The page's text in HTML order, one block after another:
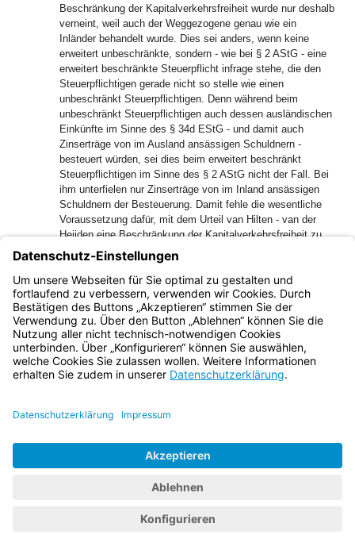
Beschränkung der Kapitalverkehrsfreiheit wurde nur deshalb
verneint, weil auch der Weggezogene genau wie ein
Inländer behandelt wurde. Dies sei anders, wenn keine
erweitert unbeschränkte, sondern - wie bei § 2 AStG - eine
erweitert beschränkte Steuerpflicht infrage stehe, die den
Steuerpflichtigen gerade nicht so stelle wie einen
unbeschränkt Steuerpflichtigen. Denn während beim
unbeschränkt Steuerpflichtigen auch dessen ausländischen
Einkünfte im Sinne des § 34d EStG - und damit auch
Zinserträge von im Ausland ansässigen Schuldnern -
besteuert würden, sei dies beim erweitert beschränkt
Steuerpflichtigen im Sinne des § 2 AStG nicht der Fall. Bei
ihm unterfielen nur Zinserträge von im Inland ansässigen
Schuldnern der Besteuerung. Damit fehle die wesentliche
Voraussetzung dafür, mit dem Urteil van Hilten - van der
Heijden eine Beschränkung der Kapitalverkehrsfreiheit zu
verneinen. Ganz im Gegenteil liege eine
unionsrechtswidrige Diskriminierung im Sinne dieser
Rechtsprechung vor, wenn der Steuerpflichtige mit einer
„Strafsteuer“ belegt werde, die ihn nur treffe, wenn er sein
Kapital im Wegzugsstaat anlege, während hingegen eine
Kapitalanlage im Ausland von der Besteuerung verschont
bliebe. Diese Regelung halte damit einen
Staatsangehörigen, der seinen Wohnsitz ins Ausland verlegt
habe, davon ab, von einem Mitgliedstaat aus Investitionen
besteuert, Zinserträge aus ausländischen Quellen hingegen
Zudem führe die dargestellte Befreiung von ausländischen
Einkünften zur Verfassungswidrigkeit. § 2 AStG könne
durch eine entsprechende Gestaltung leicht umgangen
zu einer ausländischen Bank außerhalb Großbritanniens
„umziehen“ und die erweitert beschränkte